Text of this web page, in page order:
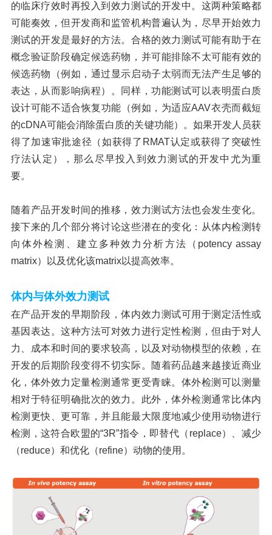
的临床疗效时再投入到效力测试的开发中。这两种策略都
可能奏效，但开发商和监管机构普遍认为，尽早开始效力
测试的开发是最好的方法。合格的效力测试可能有助于在
概念验证阶段确定候选药物，并可能排除不太可能有效的
候选药物（例如，通过显示启动子太弱而无法产生足够的
表达，从而影响病程）。同样，功能测试可以表明蛋白质
设计可能不适合恢复功能（例如，为适应AAV衣壳而截短
的cDNA可能会消除蛋白质的关键功能）。如果开发人员获
得了加速审批途径（如获得了RMAT认定或获得了突破性
疗法认定），那么尽早投入到效力测试的开发中尤为重
要。
随着产品开发时间的推移，效力测试方法也会发生变化。
接下来的几个部分将讨论这些潜在的变化：从体内检测转
向体外检测、建立多种效力分析方法（ potency assay
matrix） 以及优化该matrix以提高效率。
体内与体外效力测试
在产品开发的早期阶段，体内效力测试可用于测定活性或
基因表达。这种方法可对效力进行定性检测，但由于对人
力、成本和时间的要求较高，以及对动物模型的依赖，在
开发的后期阶段变得不切实际。随着药品越来越接近商业
化，体外效力定量检测通常更受青睐。体外检测可以测量
相对于特征明确批次的效力。此外，体外检测通常比体内
检测更快、更可靠，并且能最大限度地减少使用动物进行
检测，这符合欧盟的“3R”指令，即替代（replace）、减少
（reduce）和优化（refine）动物的使用。